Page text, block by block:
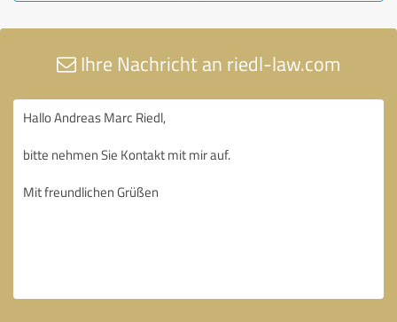
Ihre Nachricht an riedl-law.com